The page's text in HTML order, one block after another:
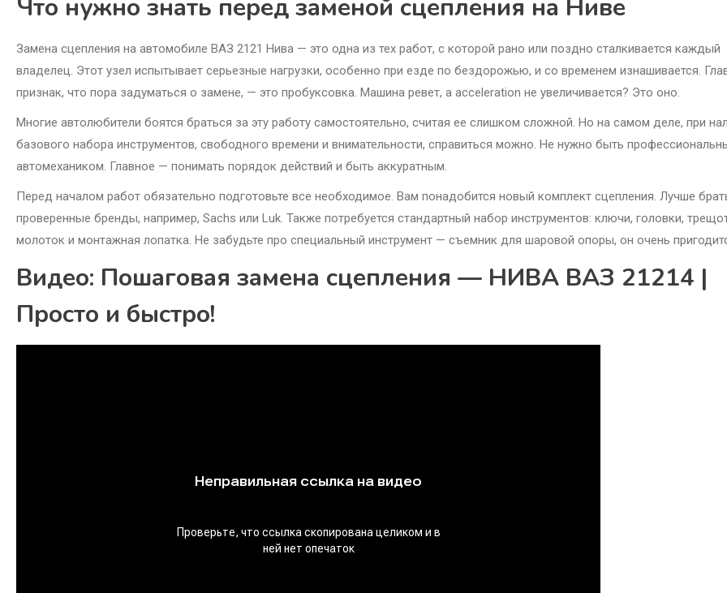
Что нужно знать перед заменой сцепления на Ниве
Замена сцепления на автомобиле ВАЗ 2121 Нива — это одна из тех работ, с которой рано или поздно сталкивается каждый
владелец. Этот узел испытывает серьезные нагрузки, особенно при езде по бездорожью, и со временем изнашивается.
признак, что пора задуматься о замене, — это пробуксовка. Машина ревет, а acceleration не увеличивается? Это оно.
Многие автолюбители боятся браться за эту работу самостоятельно, считая ее слишком сложной. Но на самом деле, при
базового набора инструментов, свободного времени и внимательности, справиться можно. Не нужно быть
автомехаником. Главное — понимать порядок действий и быть аккуратным.
Перед началом работ обязательно подготовьте все необходимое. Вам понадобится новый комплект сцепления. Лучше
проверенные бренды, например, Sachs или Luk. Также потребуется стандартный набор инструментов: ключи, головки,
молоток и монтажная лопатка. Не забудьте про специальный инструмент — съемник для шаровой опоры, он очень
Видео: Пошаговая замена сцепления — НИВА ВАЗ 21214 |
Просто и быстро!